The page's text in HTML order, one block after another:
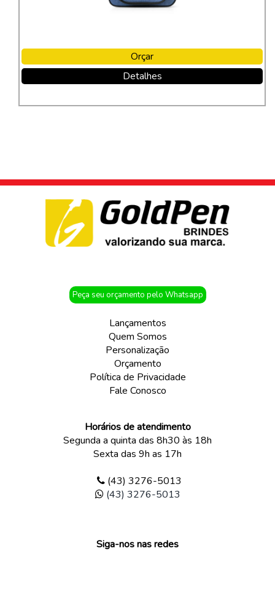
Orçar
Detalhes
Peça seu orçamento pelo Whatsapp
Lançamentos
Quem Somos
Personalização
Orçamento
Política de Privacidade
Fale Conosco
Horários de atendimento
Segunda a quinta das 8h30 às 18h
Sexta das 9h as 17h
(43) 3276-5013
(43) 3276-5013
Siga-nos nas redes